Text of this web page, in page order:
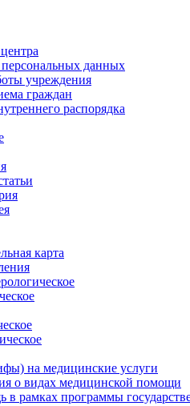
данных
учреждения
граждан
распорядка
карта
на медицинские услуги
о видах медицинской помощи
рамках программы